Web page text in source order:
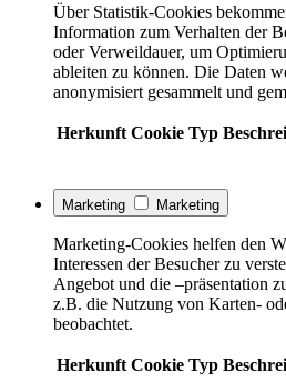
Über Statistik-Cookies
Information zum Verhalten der
oder Verweildauer, um
ableiten zu können. Die Daten
anonymisiert gesammelt und
Herkunft Cookie Typ
Marketing Marketing
Marketing-Cookies helfen den
Interessen der Besucher zu
Angebot und die –präsentation
z.B. die Nutzung von Karten-
beobachtet.
Herkunft Cookie Typ